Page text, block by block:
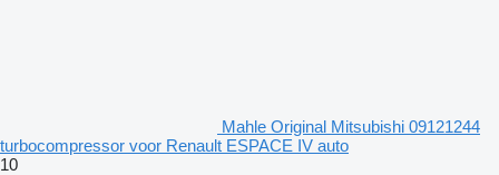
Mahle Original Mitsubishi 09121244
turbocompressor voor Renault ESPACE IV auto
10